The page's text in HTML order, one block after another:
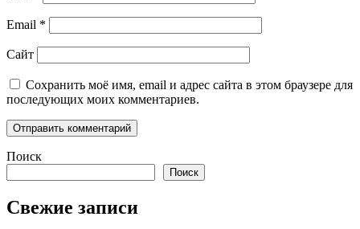
Email *
Сайт
Сохранить моё имя, email и адрес сайта в этом браузере для
последующих моих комментариев.
Поиск
Поиск
Свежие записи